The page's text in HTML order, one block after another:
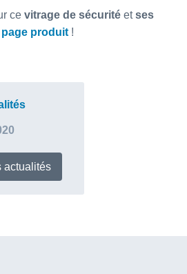
ce vitrage de sécurité etses
page produit !
actualités